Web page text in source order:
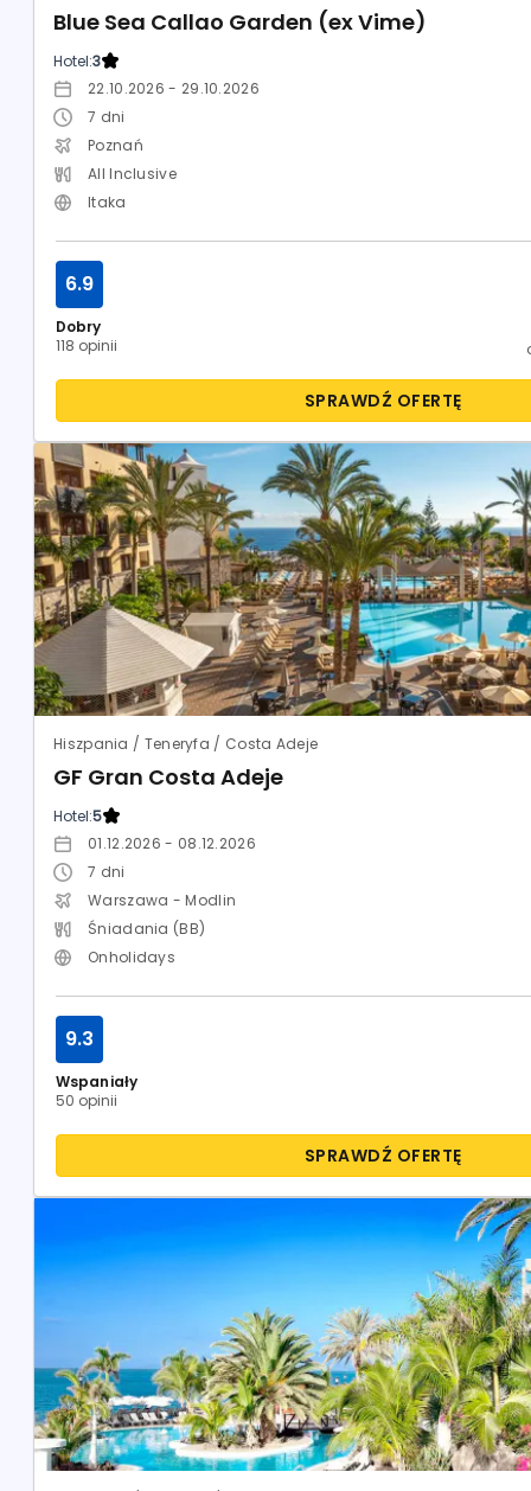
Blue Sea Callao Garden (ex Vime)
Hotel:3
22.10.2026 - 29.10.2026
7 dni
Poznań
All Inclusive
Itaka
Dobry
118 opinii
6.9
SPRAWDŹ OFERTĘ
Hiszpania / Teneryfa / Costa Adeje
GF Gran Costa Adeje
Hotel:5
01.12.2026 - 08.12.2026
7 dni
Warszawa - Modlin
Śniadania (BB)
Onholidays
Wspaniały
50 opinii
9.3
SPRAWDŹ OFERTĘ